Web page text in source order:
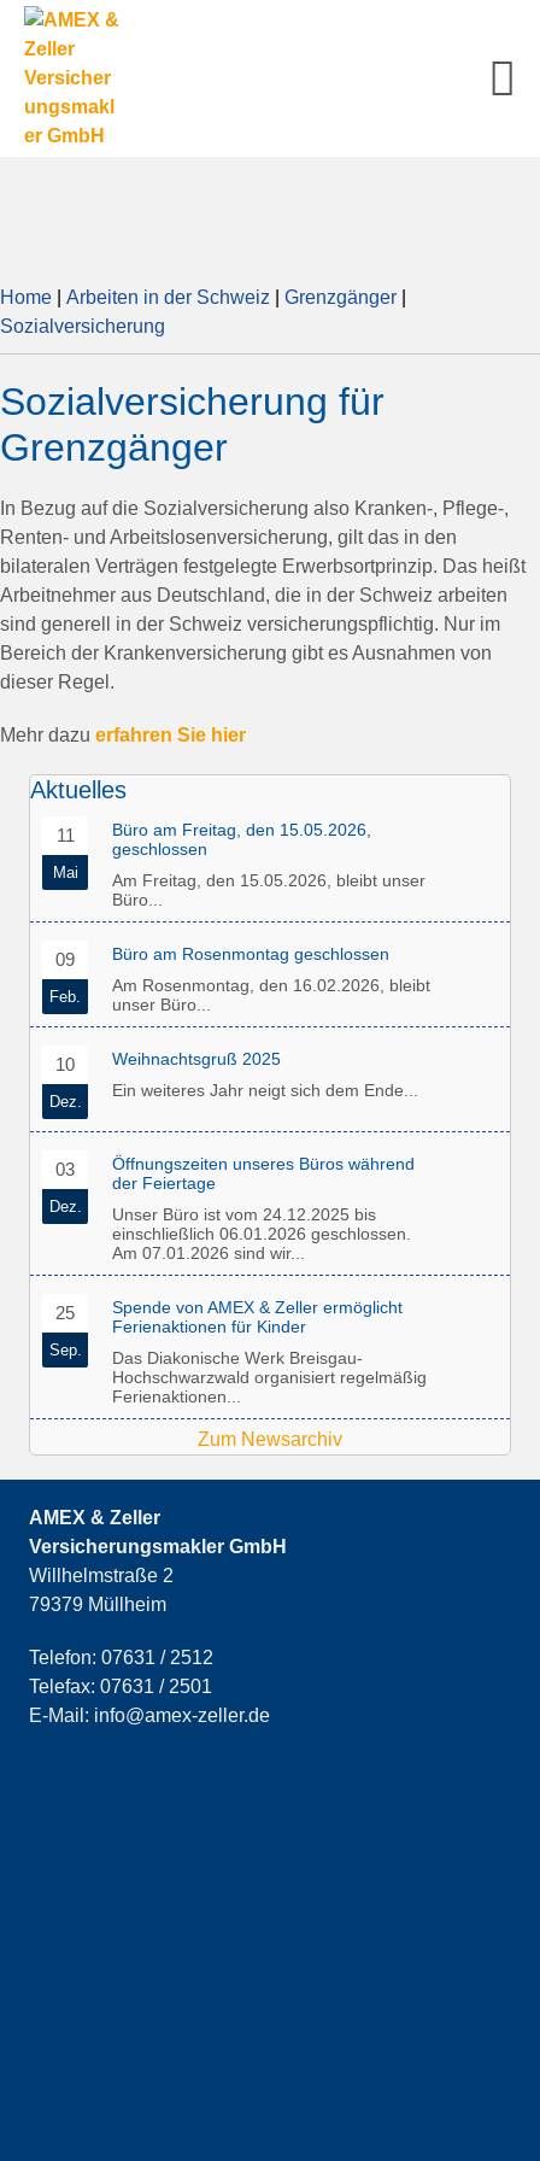
Zum
Inhalt
springen
Home Arbeiten in der Schweiz Grenzgänger
Sozialversicherung
Sozialversicherung für
Grenzgänger
In Bezug auf die Sozialversicherung also Kranken-, Pflege-,
Renten- und Arbeitslosenversicherung, gilt das in den
bilateralen Verträgen festgelegte Erwerbsortprinzip. Das heißt
Arbeitnehmer aus Deutschland, die in der Schweiz arbeiten
sind generell in der Schweiz versicherungspflichtig. Nur im
Bereich der Krankenversicherung gibt es Ausnahmen von
dieser Regel.
Mehr dazu erfahren Sie hier
Aktuelles
11
Mai
Büro am Freitag, den 15.05.2026,
geschlossen
Am Freitag, den 15.05.2026, bleibt unser
Büro...
09
Feb.
Büro am Rosenmontag geschlossen
Am Rosenmontag, den 16.02.2026, bleibt
unser Büro...
10
Dez.
Weihnachtsgruß 2025
Ein weiteres Jahr neigt sich dem Ende...
03
Dez.
Öffnungszeiten unseres Büros während
der Feiertage
Unser Büro ist vom 24.12.2025 bis
einschließlich 06.01.2026 geschlossen.
Am 07.01.2026 sind wir...
25
Sep.
Spende von AMEX & Zeller ermöglicht
Ferienaktionen für Kinder
Das Diakonische Werk Breisgau-
Hochschwarzwald organisiert regelmäßig
Ferienaktionen...
Zum Newsarchiv
AMEX & Zeller
Versicherungsmakler GmbH
Willhelmstraße 2
79379 Müllheim
Telefon: 07631 / 2512
Telefax: 07631 / 2501
E-Mail: info@amex-zeller.de